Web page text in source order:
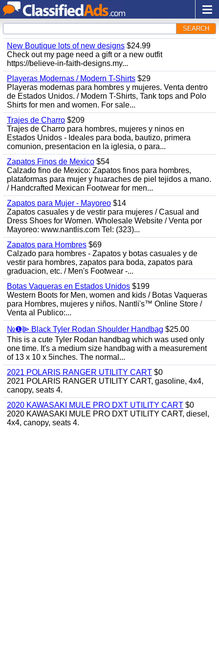
SEARCH
New Boutique lots of new designs $24.99
Check out my page need a gift or a new outfit
https://believe-in-faith-designs.my...
Playeras Modernas / Modern T-Shirts $29
Playeras modernas para hombres y mujeres. Venta dentro
de Estados Unidos. / Modern T-Shirts, Tank tops and Polo
Shirts for men and women. For sale...
Trajes de Charro $209
Trajes de Charro para hombres, mujeres y ninos en
Estados Unidos - Ideales para boda, bautizo, primera
comunion, presentacion en la iglesia, o para...
Zapatos Finos de Mexico $54
Calzado fino de Mexico: Zapatos finos para hombres,
plataformas para mujer y huaraches de piel tejidos a mano.
/ Handcrafted Mexican Footwear for men...
Zapatos para Mujer - Mayoreo $14
Zapatos casuales y de vestir para mujeres / Casual and
Dress Shoes for Women. Wholesale Website / Venta por
Mayoreo: www.nantlis.com Tel: (323)...
Zapatos para Hombres $69
Calzado para hombres - Zapatos y botas casuales y de
vestir para hombres, zapatos para boda, zapatos para
graduacion, etc. / Men's Footwear -...
Botas Vaqueras en Estados Unidos $199
Western Boots for Men, women and kids / Botas Vaqueras
para Hombres, mujeres y niños. Nantli's™ Online Store /
Venta al Publico:...
№❶⫸ Black Tyler Rodan Shoulder Handbag $25.00
This is a cute Tyler Rodan handbag which was used only
one time. It's a medium size handbag with a measurement
of 13 x 10 x 5inches. The normal...
2021 POLARIS RANGER UTILITY CART $0
2021 POLARIS RANGER UTILITY CART, gasoline, 4x4,
canopy, seats 4.
2020 KAWASAKI MULE PRO DXT UTILITY CART $0
2020 KAWASAKI MULE PRO DXT UTILITY CART, diesel,
4x4, canopy, seats 4.